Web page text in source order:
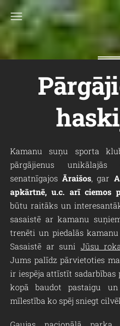
Kamanu suņu sporta
pārgājienus unikālajās
senatnīgajosĀraišos, gar
apkārtnē, u.c. arī ciemos
būtu raitāks un
sasaistē ar kamanu
trenēti un piedalās
Sasaistē ar suni Jūsu
Jums palīdz pārvietoties
ir iespēja attīstīt sadarbības
kopā baudot pastaigu
mīlestība ko spēj sniegt